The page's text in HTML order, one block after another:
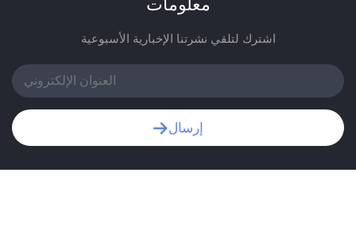
معلومات
اشترك لتلقي نشرتنا الإخبارية الأسبوعية